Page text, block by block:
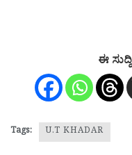
ಈ
Tags: U.T KHADAR